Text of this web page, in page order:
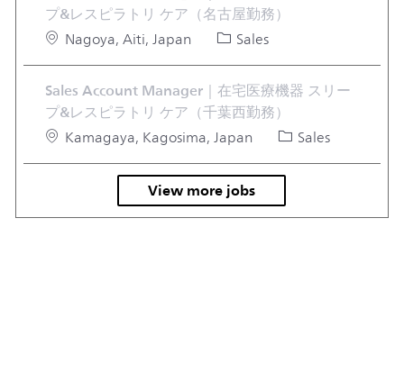
プ&レスピラトリ ケア（名古屋勤務）
Location
Nagoya, Aiti, Japan Category
Sales
Sales Account Manager｜在宅医療機器 スリー
プ&レスピラトリ ケア（千葉西勤務）
Location
Kamagaya, Kagosima, Japan Category
Sales
View more jobs